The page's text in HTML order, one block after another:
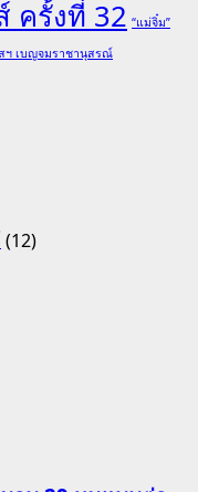
ครั้งที่ 32 “แม่จิ๋ม”
ฯ เบญจมราชานุสรณ์
(12)